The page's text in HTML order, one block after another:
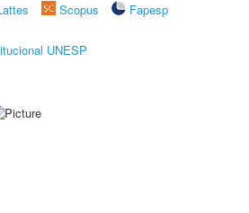
Scopus
Fapesp
UNESP